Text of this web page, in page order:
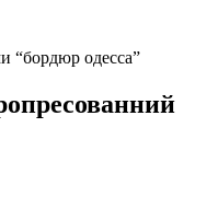
“бордюр одесса”